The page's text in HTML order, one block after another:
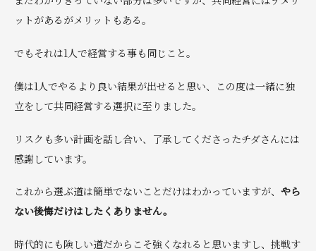
ットがあるがメリットもある。
でもそれは1人で経営する事も同じこと。
僕は1人でやるより良い結果が出せると思い、この度は一緒に独
立をして共同経営する選択に至りました。
リスクも多い計画を話し合い、了承してくださったチダさんには
感謝しています。
これから選ぶ道は簡単でないことだけはわかっていますが、 やら
ない後悔だけはしたくありません。
時代的にも険しい道だからこそ強くなれると思いますし、挑戦す